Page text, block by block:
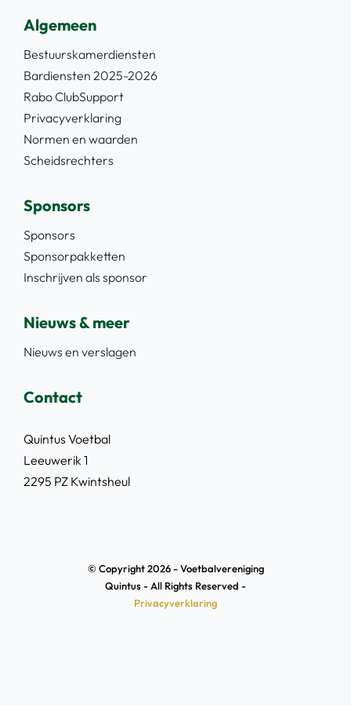
Algemeen
Bestuurskamerdiensten
Bardiensten 2025-2026
Rabo ClubSupport
Privacyverklaring
Normen en waarden
Scheidsrechters
Sponsors
Sponsors
Sponsorpakketten
Inschrijven als sponsor
Nieuws & meer
Nieuws en verslagen
Contact
Quintus Voetbal
Leeuwerik 1
2295 PZ Kwintsheul
© Copyright 2026 - Voetbalvereniging
Quintus - All Rights Reserved -
Privacyverklaring